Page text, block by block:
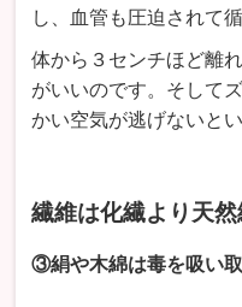
し、血管も圧迫されて
体から３センチほど離
がいいのです。そして
かい空気が逃げないと
繊維は化繊より天
③絹や木綿は毒を吸い取